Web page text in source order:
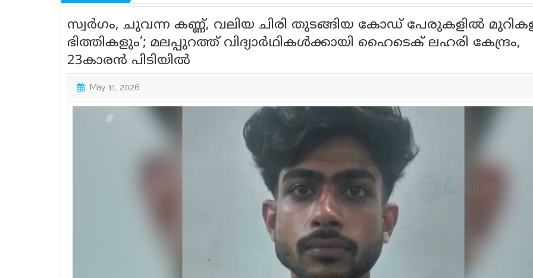
സ്വർഗം, ചുവന്ന കണ്ണ്, വലിയ ചിരി തുടങ്ങിയ കോഡ് പേരുകളിൽ
ഭിത്തികളും’; മലപ്പുറത്ത് വിദ്യാർഥികൾക്കായി ഹൈടെക് ലഹരി കേന്ദ്രം,
23കാരൻ പിടിയിൽ
May 11, 2026